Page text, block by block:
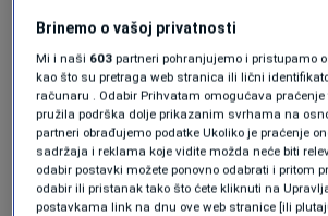
nije u interesu nijedne strane.
uključene da djeluju u pravcu
te izbjegnu daljnju eskalaciju,
naglašavajući spremnost
konstruktivnu ulogu u
prenosi AFP.
Brinemo o vašoj privatnosti
Mi i naši 603 partneri pohranjujemo i pristupamo
kao što su pretraga web stranica ili lični
računaru . Odabir Prihvatam omogućava
pružila podrška dolje prikazanim svrhama na
partneri obrađujemo podatke Ukoliko je praćenje
sadržaja i reklama koje vidite možda neće biti
odabir postavki možete ponovno odabrati i pritom
odabir ili pristanak tako što ćete kliknuti na
postavkama link na dnu ove web stranice [ili